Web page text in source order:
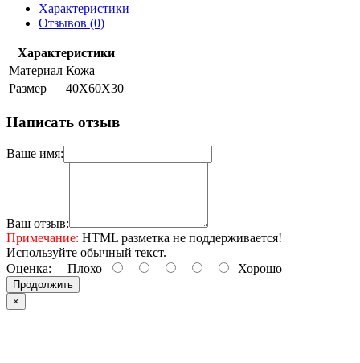
Характеристики
Отзывов (0)
Характеристики
Материал Кожа
Размер
40Х60Х30
Написать отзыв
Ваше имя:
Ваш отзыв:
Примечание: HTML разметка не поддерживается!
Используйте обычный текст.
Оценка: Плохо Хорошо
Продолжить
×